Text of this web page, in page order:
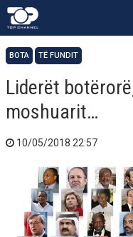
BOTA TË FUNDIT
Liderët
moshuarit…
10/05/2018 22:57